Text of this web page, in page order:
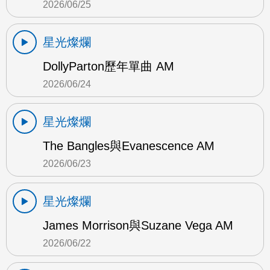
2026/06/25
星光燦爛
DollyParton歷年單曲 AM
2026/06/24
星光燦爛
The Bangles與Evanescence AM
2026/06/23
星光燦爛
James Morrison與Suzane Vega AM
2026/06/22